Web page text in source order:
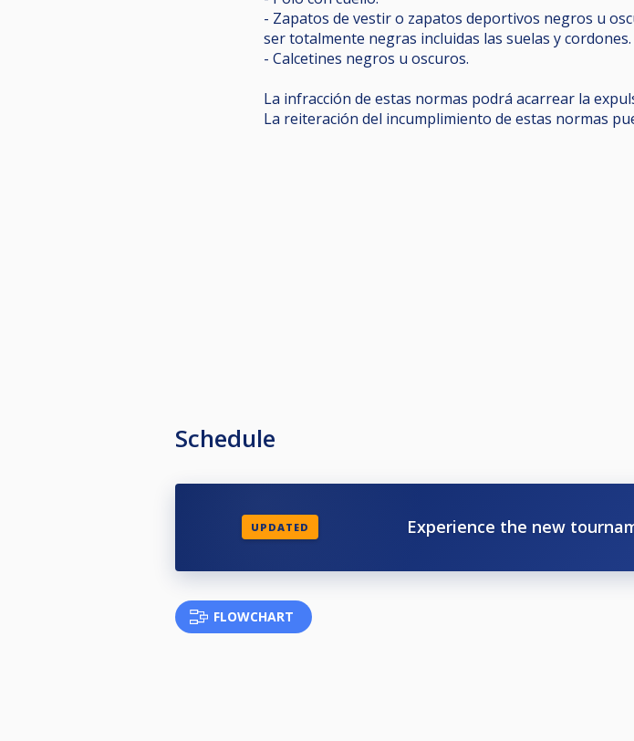
- Zapatos de vestir o zapatos deportivos negros u
ser totalmente negras incluidas las suelas y cordones.
- Calcetines negros u oscuros.
La infracción de estas normas podrá acarrear la
La reiteración del incumplimiento de estas normas
Schedule
UPDATED Experience the new
FLOWCHART